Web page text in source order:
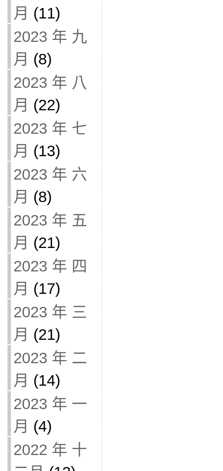
月 (11)
2023 年 九
月 (8)
2023 年 八
月 (22)
2023 年 七
月 (13)
2023 年 六
月 (8)
2023 年 五
月 (21)
2023 年 四
月 (17)
2023 年 三
月 (21)
2023 年 二
月 (14)
2023 年 一
月 (4)
2022 年 十